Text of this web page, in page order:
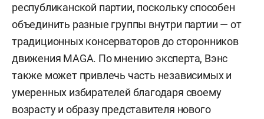
республиканской партии, поскольку способен
объединить разные группы внутри партии — от
традиционных консерваторов до сторонников
движения MAGA. По мнению эксперта, Вэнс
также может привлечь часть независимых и
умеренных избирателей благодаря своему
возрасту и образу представителя нового